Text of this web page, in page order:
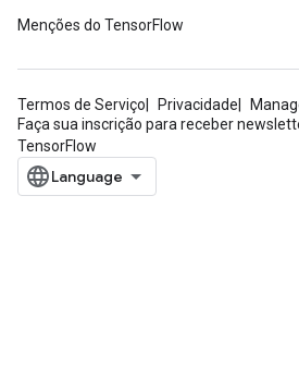
Menções do TensorFlow
Termos de Serviço Privacidade
Faça sua inscrição para receber
TensorFlow